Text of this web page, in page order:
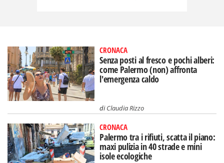
CRONACA
Senza posti al fresco e pochi alberi:
come Palermo (non) affronta
l'emergenza caldo
diClaudia Rizzo
CRONACA
Palermo tra i rifiuti, scatta il piano:
maxi pulizia in 40 strade e mini
isole ecologiche